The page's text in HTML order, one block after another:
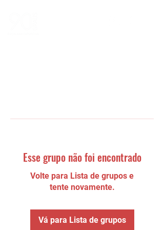
Esse grupo não foi encontrado
Volte para Lista de grupos e
tente novamente.
Vá para Lista de grupos